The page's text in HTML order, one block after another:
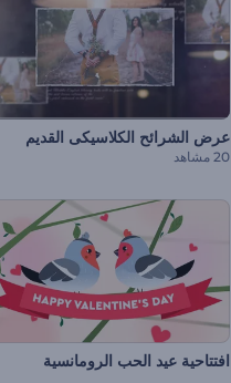
عرض الشرائح الكلاسيكى القديم
20 مشاهد
افتتاحية عيد الحب الرومانسية